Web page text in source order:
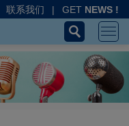
联系我们 | GET NEWS !